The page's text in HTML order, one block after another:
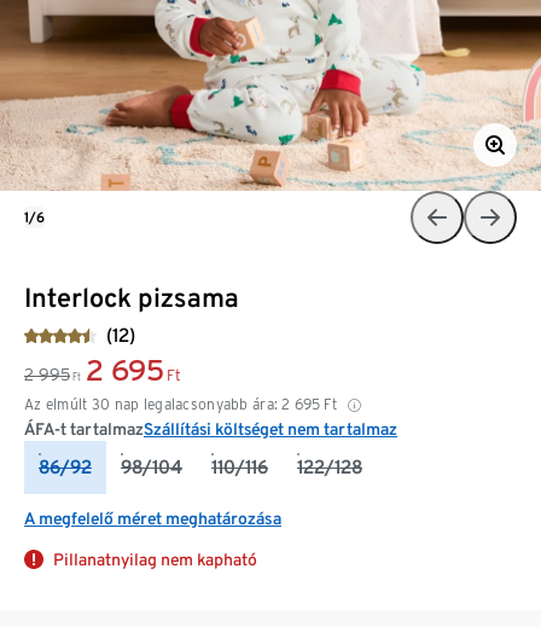
Interlock pizsama
(12)
2 995 Ft 2 695 Ft
Az elmúlt 30 nap legalacsonyabb ára: 2 695 Ft
ÁFA-t tartalmazSzállítási költséget nem tartalmaz
86/92 98/104 110/116 122/128
A megfelelő méret meghatározása
Pillanatnyilag nem kapható
1/6